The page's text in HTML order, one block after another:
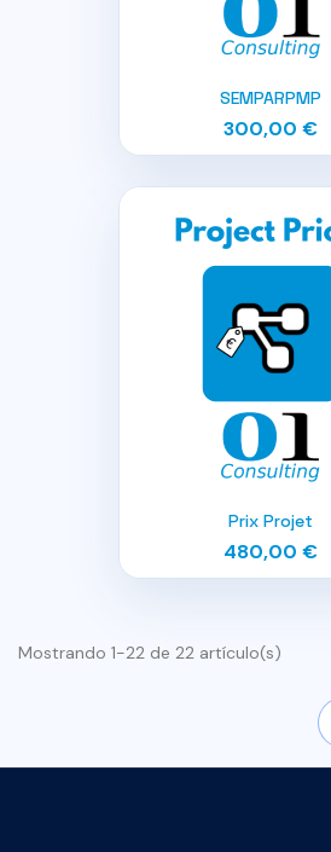
SEMPARPMP
300,00 €
Prix Projet
480,00 €
Mostrando 1-22 de 22 artículo(s)